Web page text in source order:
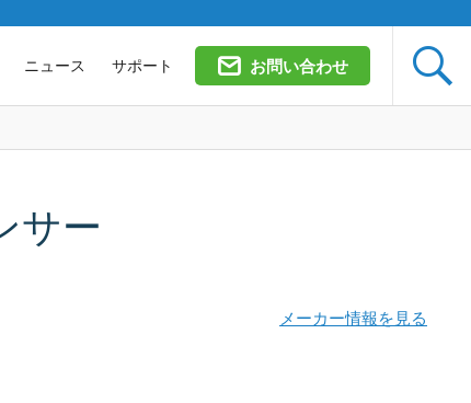
ニュース サポート お問い合わせ 
サー
メーカー情報を見る